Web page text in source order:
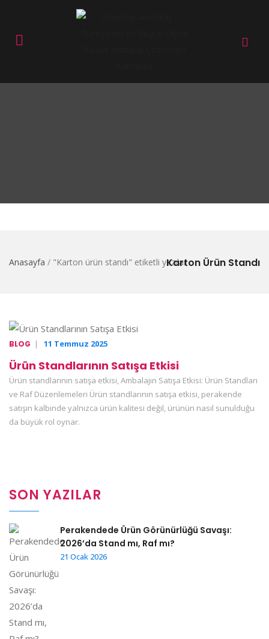
Karton Ürün Standı
Anasayfa / "Karton ürün standı" etiketli yazılar
BLOG | 11 Temmuz 2025
Ürün Standlarının Satışa Etkisi
Ürün standlarının satışa etkisi, Ambalajın Satışa Etkisi: Ürün Standları
ve Raf Düzenlemeleri Ürün standlarının satışa etkisi, perakende
satışın kalbinde yalnızca ürün kalitesi değil, ürünün nasıl sunulduğu
da büyük rol oynar.
SON YAZILAR
Perakendede Ürün Görünürlüğü Savaşı:
2026’da Stand mı, Raf mı?
21 Ocak 2026